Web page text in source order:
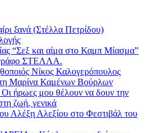
ξανά (Στέλλα Πετρίδου)
“Σεξ και αίμα στο Καμπ Μίασμα”
ΣΤΕΛΛΑ.
Νίκος Καλογερόπουλος
Μαρίνα Καμένων Βούρλων
ήρωες μου θέλουν να δουν την
ζωή, γενικά
Αλέξη Αλεξίου στο Φεστιβάλ του